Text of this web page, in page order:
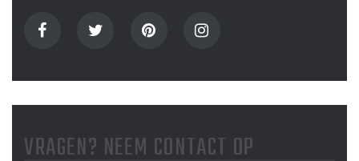
VRAGEN? NEEM CONTACT OP